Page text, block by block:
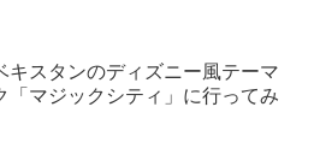
キスタンのディズニー風テーマ
「マジックシティ」に行ってみ